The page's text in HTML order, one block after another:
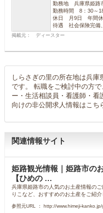
勤務地 兵庫県姫路
勤務時間 8：30～
休日 月9日 年間休
待遇 社会保険完備
掲載元： ディースター
しらさぎの里の所在地は兵
です。 転職をご検討中の方
ー・生活相談員・看護師・
向けの非公開求人情報はこち
関連情報サイト
姫路観光情報｜姫路市の
【ひめの …
兵庫県姫路市の人気のお土産情報の
りこなど、おすすめのお土産をご紹介
参照元URL ： http://www.himeji-